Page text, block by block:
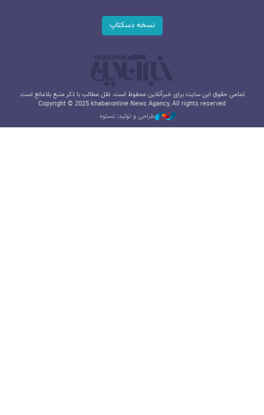
نسخه دسکتاپ
تمامی حقوق این سایت برای خبرآنلاین محفوظ است. نقل مطالب با ذکر منبع بلامانع است.
Copyright © 2025 khabaronline News Agancy, All rights reserved
طراحی و تولید: نستوه